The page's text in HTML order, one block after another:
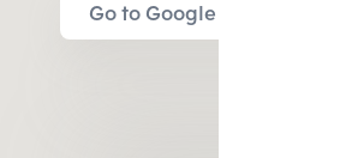
Go to Google Map